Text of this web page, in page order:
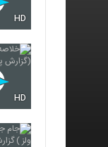
HD
HD